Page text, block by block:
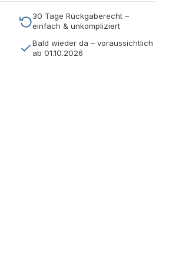
30 Tage Rückgaberecht –
einfach & unkompliziert
Bald wieder da – voraussichtlich
ab 01.10.2026